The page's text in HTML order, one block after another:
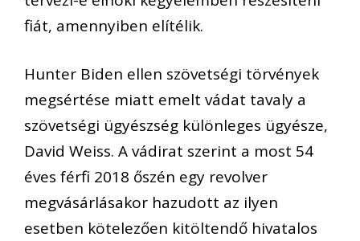
fiát, amennyiben elítélik.
Hunter Biden ellen szövetségi törvények
megsértése miatt emelt vádat tavaly a
szövetségi ügyészség különleges ügyésze,
David Weiss. A vádirat szerint a most 54
éves férfi 2018 őszén egy revolver
megvásárlásakor hazudott az ilyen
esetben kötelezően kitöltendő hivatalos